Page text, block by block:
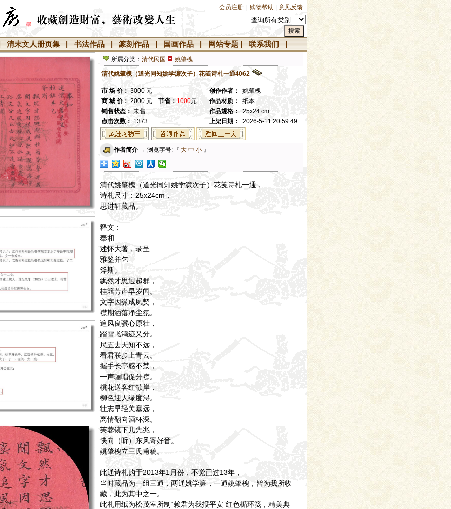
会员注册 购物帮助 意见反馈
清末文人册页集 书法作品 篆刻作品 国画作品 网站专题 联系我们
所属分类： 清代民国
姚肇槐
清代姚肇槐（道光同知姚学濂次子）花笺诗札一通4062
市 场 价： 3000 元
商 城 价： 2000 元 节省： 1000元
销售状态： 未售
点击次数： 1373
创作作者：
姚肇槐
作品材质：
纸本
作品规格：
25x24 cm
上架日期：
2026-5-11 20:59:49
作者简介→ 浏览字号:『 大 中 小』
清代姚肇槐（道光同知姚学濂次子）花笺诗札一通，
诗札尺寸：25x24cm，
思进轩藏品。
释文：
奉和
述怀大著，录呈
雅鉴并乞
斧斯。
飘然才思迥超群，
桂籍芳声早岁闻。
文字因缘成夙契，
襟期洒落净尘氛。
追风良骥心原壮，
踏雪飞鸿迹又分。
尺五去天知不远，
看君联步上青云。
握手长亭感不禁，
一声骊唱促分襟。
桃花送客红欹岸，
柳色迎人绿度浔。
壮志早轻关塞远，
离情翻向酒杯深。
芙蓉镜下几先兆，
快向（听）东风寄好音。
姚肇槐立三氏甫稿。
此通诗札购于2013年1月份，不觉已过13年，
当时藏品为一组三通，两通姚学濂，一通姚肇槐，皆为我所收
藏，此为其中之一。
此札用纸为松茂室所制“赖君为我报平安”红色楯环笺，精美典